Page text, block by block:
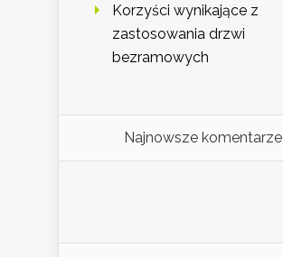
Korzyści wynikające z
zastosowania drzwi
bezramowych
Najnowsze komentarze